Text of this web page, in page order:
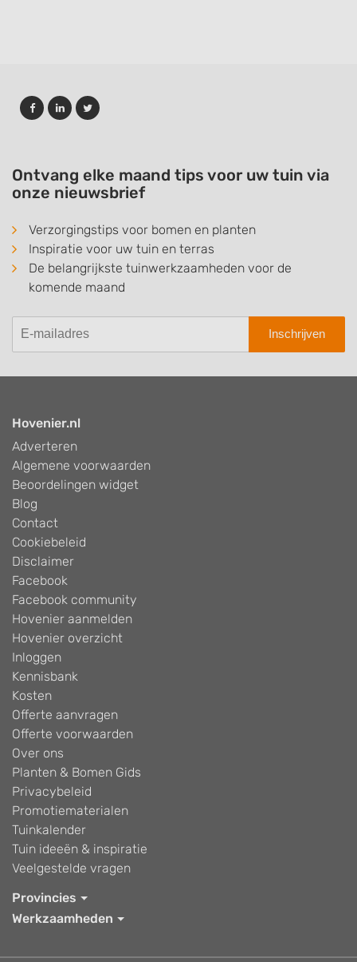
Ontvang elke maand tips voor uw tuin via
onze nieuwsbrief
Verzorgingstips voor bomen en planten
Inspiratie voor uw tuin en terras
De belangrijkste tuinwerkzaamheden voor de
komende maand
Inschrijven
Hovenier.nl
Adverteren
Algemene voorwaarden
Beoordelingen widget
Blog
Contact
Cookiebeleid
Disclaimer
Facebook
Facebook community
Hovenier aanmelden
Hovenier overzicht
Inloggen
Kennisbank
Kosten
Offerte aanvragen
Offerte voorwaarden
Over ons
Planten & Bomen Gids
Privacybeleid
Promotiematerialen
Tuinkalender
Tuin ideeën & inspiratie
Veelgestelde vragen
Provincies
Werkzaamheden